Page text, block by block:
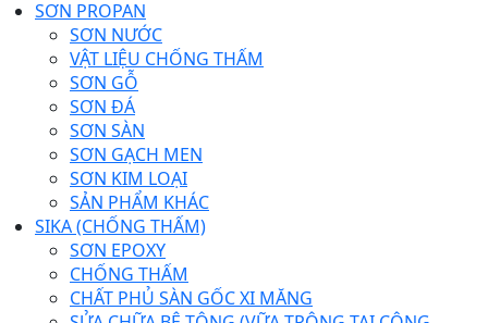
SƠN PROPAN
SƠN NƯỚC
VẬT LIỆU CHỐNG THẤM
SƠN GỖ
SƠN ĐÁ
SƠN SÀN
SƠN GẠCH MEN
SƠN KIM LOẠI
SẢN PHẨM KHÁC
SIKA (CHỐNG THẤM)
SƠN EPOXY
CHỐNG THẤM
CHẤT PHỦ SÀN GỐC XI MĂNG